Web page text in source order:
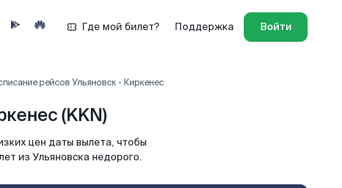
Где мой билет? Поддержка Войти
рейсов Ульяновск - Киркенес
(KKN)
цен даты вылета, чтобы
из Ульяновска недорого.